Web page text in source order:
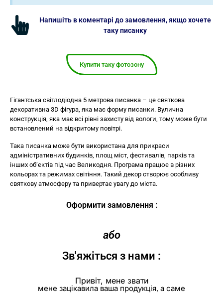
Напишіть в коментарі до замовлення, якщо хочете
таку писанку
Купити таку фотозону
Гігантська світлодіодна 5 метрова писанка – це святкова
декоративна 3D фігура, яка має форму писанки. Вулична
конструкція, яка має всі рівні захисту від вологи, тому може бути
встановлений на відкритому повітрі.
Така писанка може бути використана для прикраси
адміністративних будинків, площ міст, фестивалів, парків та
інших об’єктів під час Великодня. Програма працює в різних
кольорах та режимах світіння. Такий декор створює особливу
святкову атмосферу та привертає увагу до міста.
Оформити замовлення :
або
Зв'яжіться з нами :
Привіт, мене звати
мене зацікавила ваша продукція, а саме